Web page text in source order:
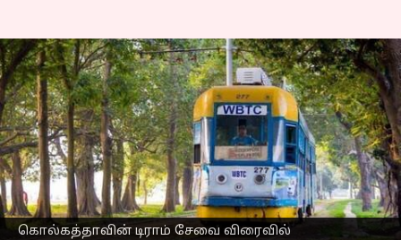
கொல்கத்தாவின் டிராம் சேவை விரைவில்
கொல்கத்தாவின் 150
ஆண்டுகள் பழமையான
டிராம் சேவை விரைவில்
நிறுத்தப்படவுள்ளது
எழுதியவர் Venkatalakshmi V Sep 24, 2024 06:47 pm
செய்தி முன்னோட்டம்